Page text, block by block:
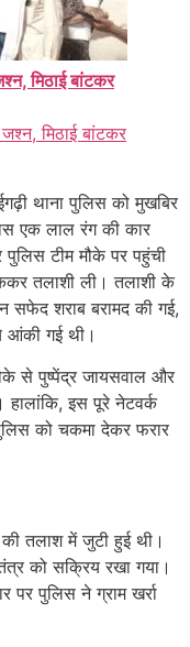
मिठाई बांटकर
मिठाई बांटकर
थाना पुलिस को मुखबिर
एक लाल रंग की कार
टीम मौके पर पहुंची
तलाशी ली। तलाशी के
सफेद शराब बरामद की गई,
आंकी गई थी।
से पुष्पेंद्र जायसवाल और
हालांकि, इस पूरे नेटवर्क
को चकमा देकर फरार
तलाश में जुटी हुई थी।
को सक्रिय रखा गया।
पर पुलिस ने ग्राम खर्रा